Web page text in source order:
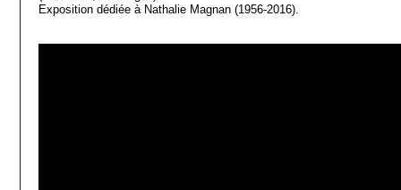
Exposition dédiée à Nathalie Magnan (1956-2016).